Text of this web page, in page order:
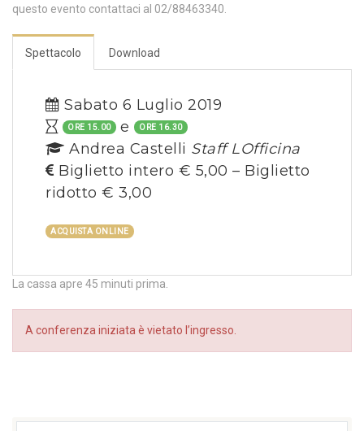
questo evento contattaci al 02/88463340.
Spettacolo Download
Sabato 6 Luglio 2019
ORE 15.00 e ORE 16.30
Andrea Castelli Staff LOfficina
Biglietto intero € 5,00 – Biglietto
ridotto € 3,00
ACQUISTA ONLINE
La cassa apre 45 minuti prima.
A conferenza iniziata è vietato l’ingresso.